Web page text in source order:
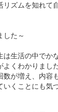
リズムを知れて
ん
した～
は生活の中でか
よくわかりまし
が増え、内容
いくことにも気